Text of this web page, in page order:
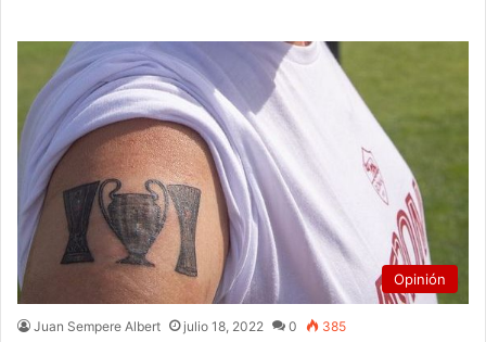
Opinión
Juan Sempere Albert julio 18, 2022 0 385